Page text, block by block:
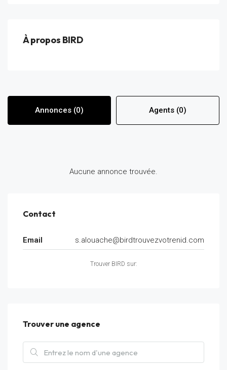
À propos BIRD
Annonces (0) Agents (0)
Aucune annonce trouvée.
Contact
Email s.alouache@birdtrouvezvotrenid.com
Trouver BIRD sur:
Trouver une agence